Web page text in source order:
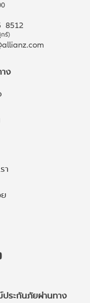
8512
กร์)
าง
า
ประกันภัยผ่านทาง